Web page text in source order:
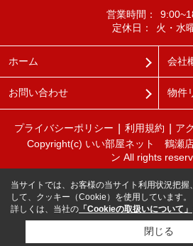
営業時間：
定休日：
火・水
ホーム 会社
お問い合わせ 物件
プライバシーポリシー 利用規約 ア
Copyright(c) いい部屋ネット 鶴瀬
ン All rights
当サイトでは、お客様の当サイト利用状況把握
して、クッキー（Cookie）を使用しています。
詳しくは、当社の 「Cookieの取扱いについて」
閉じる